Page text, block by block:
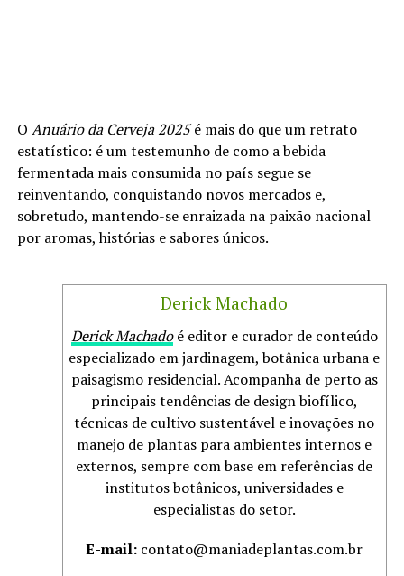
O Anuário da Cerveja 2025é mais do que um retrato
estatístico: é um testemunho de como a bebida
fermentada mais consumida no país segue se
reinventando, conquistando novos mercados e,
sobretudo, mantendo-se enraizada na paixão nacional
por aromas, histórias e sabores únicos.
Derick Machado
Derick Machadoé editor e curador de conteúdo
especializado em jardinagem, botânica urbana e
paisagismo residencial. Acompanha de perto as
principais tendências de design biofílico,
técnicas de cultivo sustentável e inovações no
manejo de plantas para ambientes internos e
externos, sempre com base em referências de
institutos botânicos, universidades e
especialistas do setor.
E-mail: contato@maniadeplantas.com.br